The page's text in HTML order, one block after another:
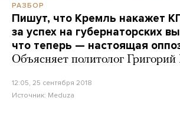
РАЗБОР
Пишут, что Кремль накажет
за успех на губернаторских
что теперь — настоящая
Объясняет политолог Григорий
12:05, 25 сентября 2018
Источник: Meduza